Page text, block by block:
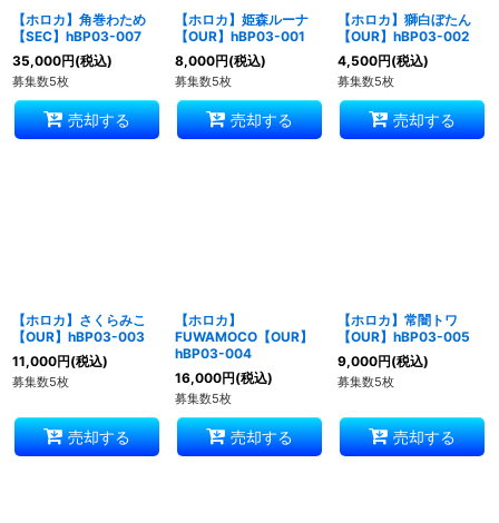
【ホロカ】角巻わため
【SEC】hBP03-007
35,000円(税込)
募集数5枚
売却する
【ホロカ】姫森ルーナ
【OUR】hBP03-001
8,000円(税込)
募集数5枚
売却する
【ホロカ】獅白ぼたん
【OUR】hBP03-002
4,500円(税込)
募集数5枚
売却する
【ホロカ】さくらみこ
【OUR】hBP03-003
11,000円(税込)
募集数5枚
売却する
【ホロカ】
FUWAMOCO【OUR】
hBP03-004
16,000円(税込)
募集数5枚
売却する
【ホロカ】常闇トワ
【OUR】hBP03-005
9,000円(税込)
募集数5枚
売却する